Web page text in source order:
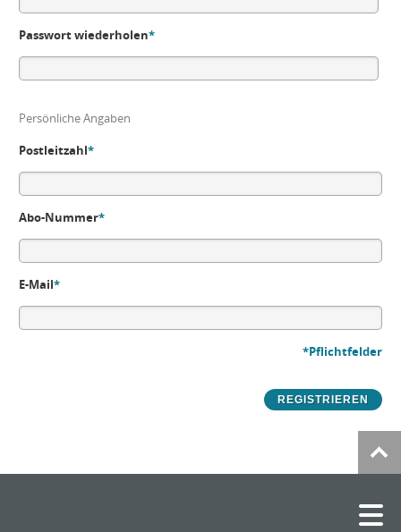
Passwort wiederholen*
Persönliche Angaben
Postleitzahl*
Abo-Nummer*
E-Mail*
*Pflichtfelder